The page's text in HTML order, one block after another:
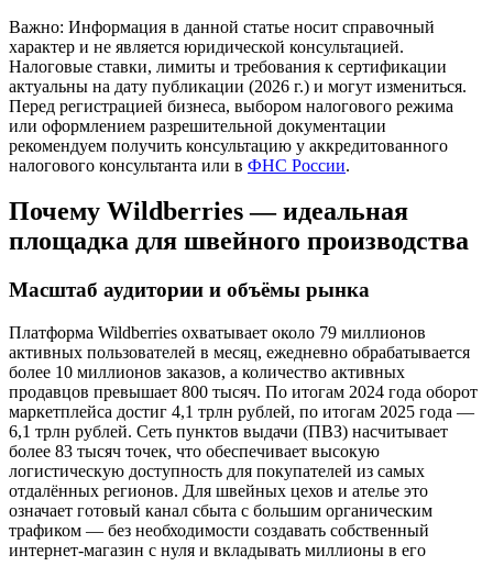
Важно: Информация в данной статье носит справочный
характер и не является юридической консультацией.
Налоговые ставки, лимиты и требования к сертификации
актуальны на дату публикации (2026 г.) и могут измениться.
Перед регистрацией бизнеса, выбором налогового режима
или оформлением разрешительной документации
рекомендуем получить консультацию у аккредитованного
налогового консультанта или в ФНС России.
Почему Wildberries — идеальная
площадка для швейного производства
Масштаб аудитории и объёмы рынка
Платформа Wildberries охватывает около 79 миллионов
активных пользователей в месяц, ежедневно обрабатывается
более 10 миллионов заказов, а количество активных
продавцов превышает 800 тысяч. По итогам 2024 года оборот
маркетплейса достиг 4,1 трлн рублей, по итогам 2025 года —
6,1 трлн рублей. Сеть пунктов выдачи (ПВЗ) насчитывает
более 83 тысяч точек, что обеспечивает высокую
логистическую доступность для покупателей из самых
отдалённых регионов. Для швейных цехов и ателье это
означает готовый канал сбыта с большим органическим
трафиком — без необходимости создавать собственный
интернет-магазин с нуля и вкладывать миллионы в его